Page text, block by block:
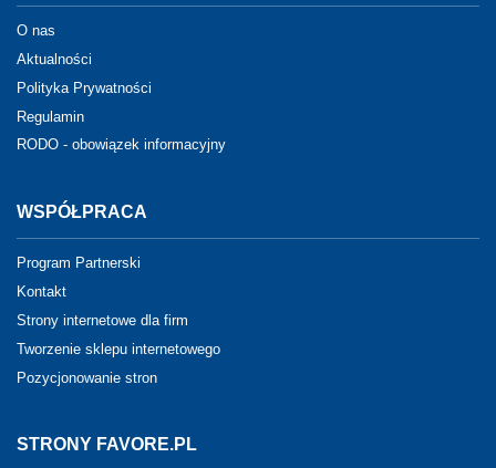
O nas
Aktualności
Polityka Prywatności
Regulamin
RODO - obowiązek informacyjny
WSPÓŁPRACA
Program Partnerski
Kontakt
Strony internetowe dla firm
Tworzenie sklepu internetowego
Pozycjonowanie stron
STRONY FAVORE.PL